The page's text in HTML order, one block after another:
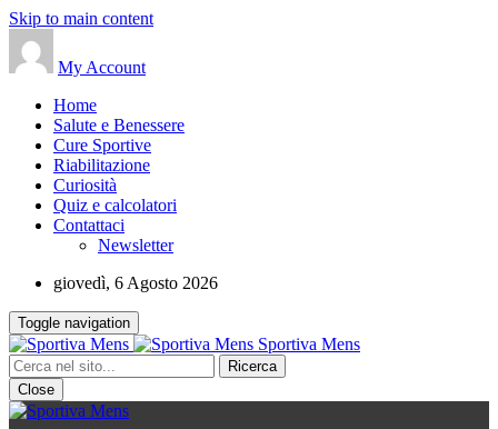
Skip to main content
My Account
Home
Salute e Benessere
Cure Sportive
Riabilitazione
Curiosità
Quiz e calcolatori
Contattaci
Newsletter
giovedì, 6 Agosto 2026
Toggle navigation
Sportiva Mens
Close